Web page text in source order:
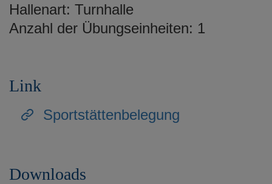
Hallenart: Turnhalle
Anzahl der Übungseinheiten: 1
Link
Sportstättenbelegung
Downloads